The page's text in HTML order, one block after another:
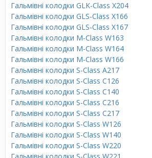
Гальмівні колодки GLK-Class X204
Гальмівні колодки GLS-Class X166
Гальмівні колодки GLS-Class X167
Гальмівні колодки M-Class W163
Гальмівні колодки M-Class W164
Гальмівні колодки M-Class W166
Гальмівні колодки S-Class A217
Гальмівні колодки S-Class C126
Гальмівні колодки S-Class C140
Гальмівні колодки S-Class C216
Гальмівні колодки S-Class C217
Гальмівні колодки S-Class W126
Гальмівні колодки S-Class W140
Гальмівні колодки S-Class W220